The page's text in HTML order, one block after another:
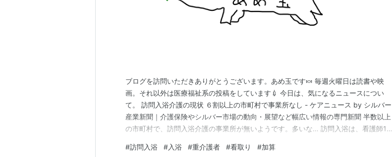
ブログを訪問いただきありがとうございます。あめ玉です🍬 毎週火曜日は読書や映
画。それ以外は医療福祉系の投稿をしています💉 今日は、気になるニュースについ
て。 訪問入浴介護の現状 ６割以上の市町村で事業所なし - ケアニュース by シルバー
産業新聞｜介護保険やシルバー市場の動向・展望など幅広い情報の専門新聞 半数以上
の市町村で、訪問入浴介護の事業所が無いようです。多いな… 訪問入浴は、看護師1名
いといけないため、人手不足になりやすい環境になってます。 デイサービス等であれ
#訪問入浴 #入浴 #重介護者 #看取り #加算